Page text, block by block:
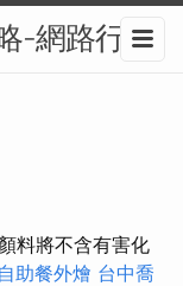
-網路行銷
料將不含有害化
自助餐外燴 台中喬